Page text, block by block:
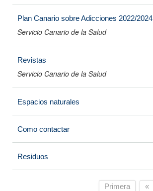
Plan Canario sobre Adicciones 2022/2024
Servicio Canario de la Salud
Revistas
Servicio Canario de la Salud
Espacios naturales
Como contactar
Residuos
Primera «